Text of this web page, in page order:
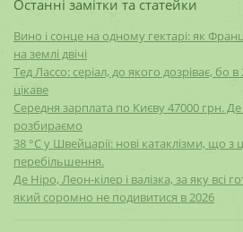
Останні замітки та статейки
Вино і сонце на одному гектарі: як
на землі двічі
Тед Лассо: серіал, до якого дозріває, бо
цікаве
Середня зарплата по Києву 47000 грн. Де
розбираємо
38 °C у Швейцарії: нові катаклізми, що
перебільшення.
Де Ніро, Леон-кілер і валізка, за яку всі
який соромно не подивитися в 2026